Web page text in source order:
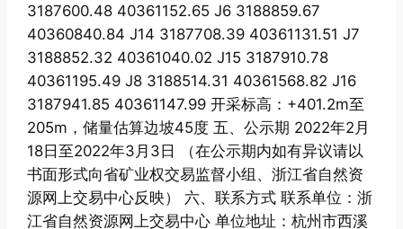
3187600.48 40361152.65 J6 3188859.67
40360840.84 J14 3187708.39 40361131.51 J7
3188852.32 40361040.02 J15 3187910.78
40361195.49 J8 3188514.31 40361568.82 J16
3187941.85 40361147.99 开采标高：+401.2m至
205m，储量估算边坡45度 五、公示期 2022年2月
18日至2022年3月3日 （在公示期内如有异议请以
书面形式向省矿业权交易监督小组、浙江省自然资
源网上交易中心反映） 六、联系方式 联系单位：浙
江省自然资源网上交易中心 单位地址：杭州市西溪